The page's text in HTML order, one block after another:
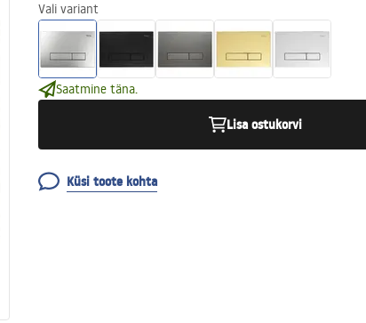
Vali variant
Saatmine täna.
Lisa ostukorvi
Küsi toote kohta